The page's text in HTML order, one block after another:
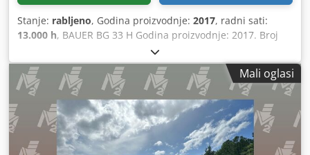
Stanje: rabljeno, Godina proizvodnje: 2017, radni sati:
13.000 h, BAUER BG 33 H Godina proizvodnje: 2017. Broj
radnih sati: približno 13000 Dksdpfxszqcuij Ahzer Gornji
dio stroja: BAUER BT 75 Za više informacija obratite se na
upit.
Mali oglasi